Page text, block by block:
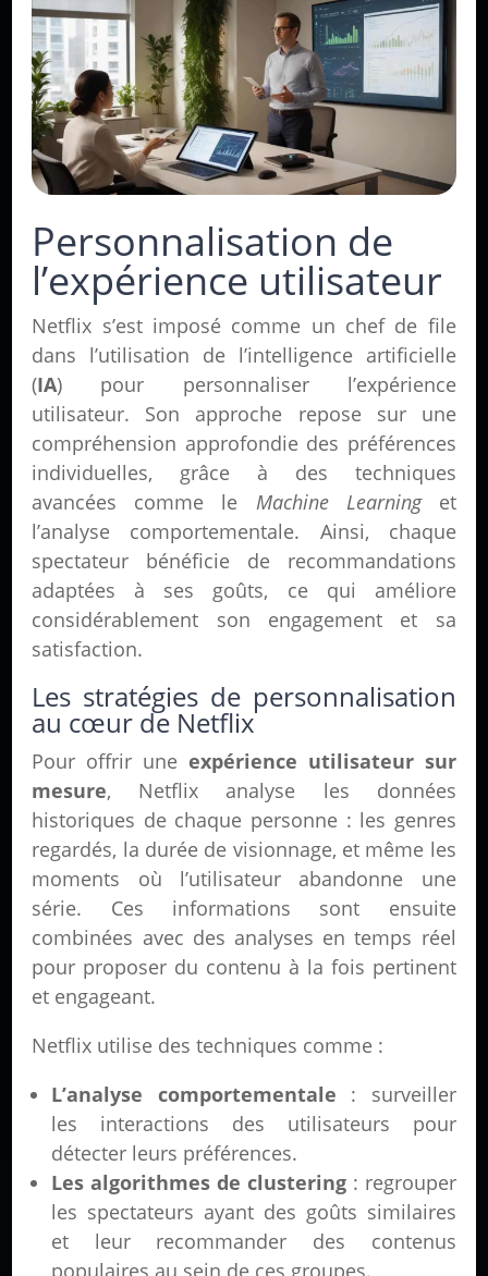
Personnalisation de
l’expérience utilisateur
Netflix s’est imposé comme un chef de file
dans l’utilisation de l’intelligence artificielle
(IA) pour personnaliser l’expérience
utilisateur. Son approche repose sur une
compréhension approfondie des préférences
individuelles, grâce à des techniques
avancées comme le Machine Learninget
l’analyse comportementale. Ainsi, chaque
spectateur bénéficie de recommandations
adaptées à ses goûts, ce qui améliore
considérablement son engagement et sa
satisfaction.
Les stratégies de personnalisation
au cœur de Netflix
Pour offrir une expérience utilisateur sur
mesure, Netflix analyse les données
historiques de chaque personne : les genres
regardés, la durée de visionnage, et même les
moments où l’utilisateur abandonne une
série. Ces informations sont ensuite
combinées avec des analyses en temps réel
pour proposer du contenu à la fois pertinent
et engageant.
Netflix utilise des techniques comme :
L’analyse comportementale : surveiller
les interactions des utilisateurs pour
détecter leurs préférences.
Les algorithmes de clustering: regrouper
les spectateurs ayant des goûts similaires
et leur recommander des contenus